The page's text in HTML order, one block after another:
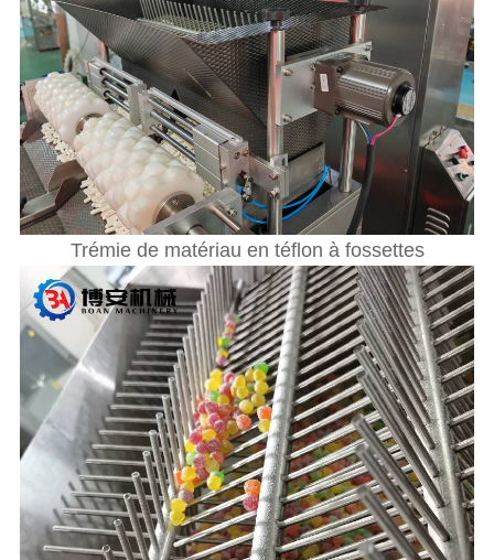
Trémie de matériau en téflon à fossettes